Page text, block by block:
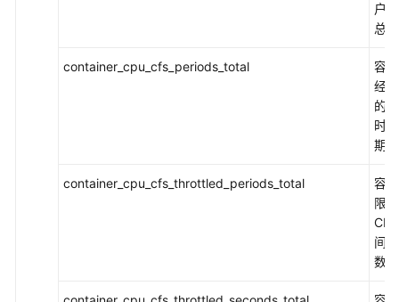
负
络
户
总
container_cpu_cfs_periods_total
容
经
的
时
期数
container_cpu_cfs_throttled_periods_total
容
限
间
数